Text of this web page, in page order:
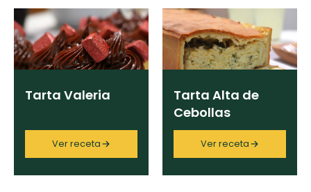
Tarta Valeria
Ver receta
Tarta Alta de
Cebollas
Ver receta